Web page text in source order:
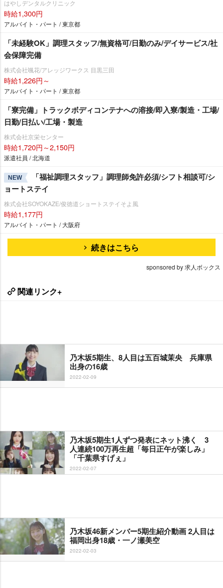
はやしデンタルクリニック
時給1,300円
アルバイト・パート / 東京都
「未経験OK」調理スタッフ/無資格可/日勤のみ/デイサービス/社
会保障完備
株式会社颯花/アレッジワークス 目黒三田
時給1,226円～
アルバイト・パート / 東京都
「寮完備」トラックボディコンテナへの溶接/即入寮/製造・工場/
日勤/日払い/工場・製造
株式会社京栄センター
時給1,720円～2,150円
派遣社員 / 北海道
NEW
「福祉調理スタッフ」調理師免許必須/シフト相談可/シ
ョートステイ
株式会社SOYOKAZE/俊徳道ショートステイそよ風
時給1,177円
アルバイト・パート / 大阪府
続きはこちら
sponsored by 求人ボックス
関連リンク+
乃木坂5期生、8人目は五百城茉央 兵庫県
出身の16歳
2022-02-09
乃木坂5期生1人ずつ発表にネット沸く 3
人連続100万再生超「毎日正午が楽しみ」
「千葉県すげぇ」
2022-02-07
乃木坂46新メンバー5期生紹介動画 2人目は
福岡出身18歳・一ノ瀬美空
2022-02-03